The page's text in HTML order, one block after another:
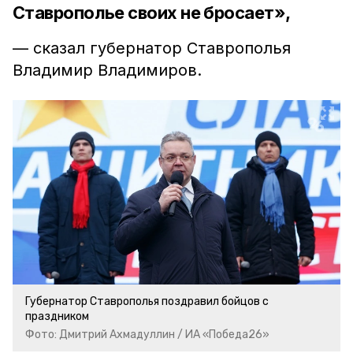
Ставрополье своих не бросает»,
— сказал губернатор Ставрополья
Владимир Владимиров.
Губернатор Ставрополья поздравил бойцов с
праздником
Фото: Дмитрий Ахмадуллин / ИА «Победа26»